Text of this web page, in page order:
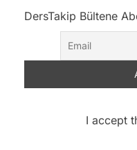
DersTakip Bültene
I accept